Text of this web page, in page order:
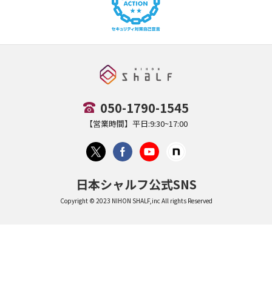
050-1790-1545
【営業時間】平日:9:30~17:00
日本シャルフ公式SNS
Copyright © 2023 NIHON SHALF,inc All rights Reserved